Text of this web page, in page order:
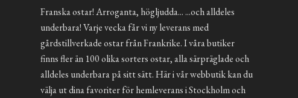
Franska ostar! Arroganta, högljudda... ...och alldeles
underbara! Varje vecka får vi ny leverans med
gårdstillverkade ostar från Frankrike. I våra butiker
finns fler än 100 olika sorters ostar, alla särpräglade och
alldeles underbara på sitt sätt. Här i vår webbutik kan du
välja ut dina favoriter för hemleverans i Stockholm och